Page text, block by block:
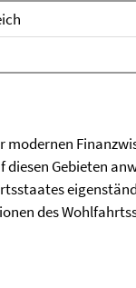
modernen
diesen Gebieten
des